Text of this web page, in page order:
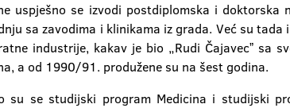
uspješno se izvodi postdiplomska i
sa zavodima i klinikama iz grada. Već su
industrije, kakav je bio „Rudi Čajavecˮ sa
a od 1990/91. produžene su na šest godina.
su se studijski program Medicina i studijski